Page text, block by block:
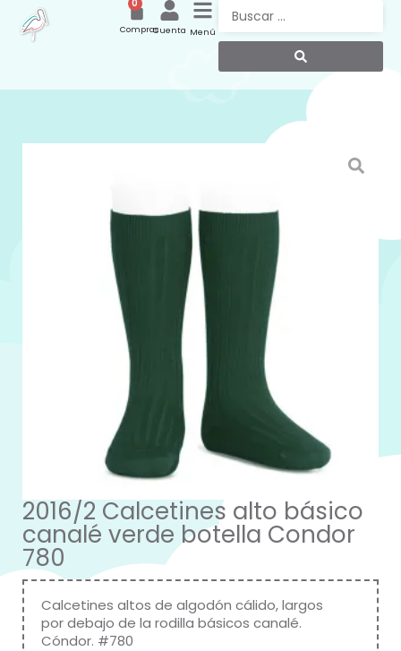
Menú
Cuenta
0
Compras
2016/2 Calcetines alto básico
canalé verde botella Condor
780
Calcetines altos de algodón cálido, largos
por debajo de la rodilla básicos canalé.
Cóndor. #780